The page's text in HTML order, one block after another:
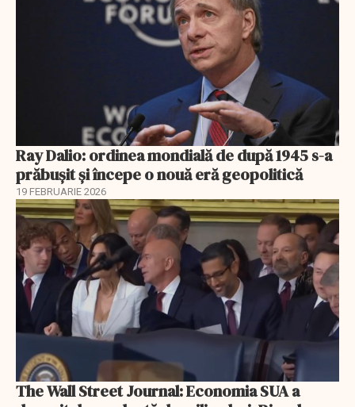
Ray Dalio: ordinea mondială de după 1945 s-a
prăbușit și începe o nouă eră geopolitică
19 FEBRUARIE 2026
The Wall Street Journal: Economia SUA a